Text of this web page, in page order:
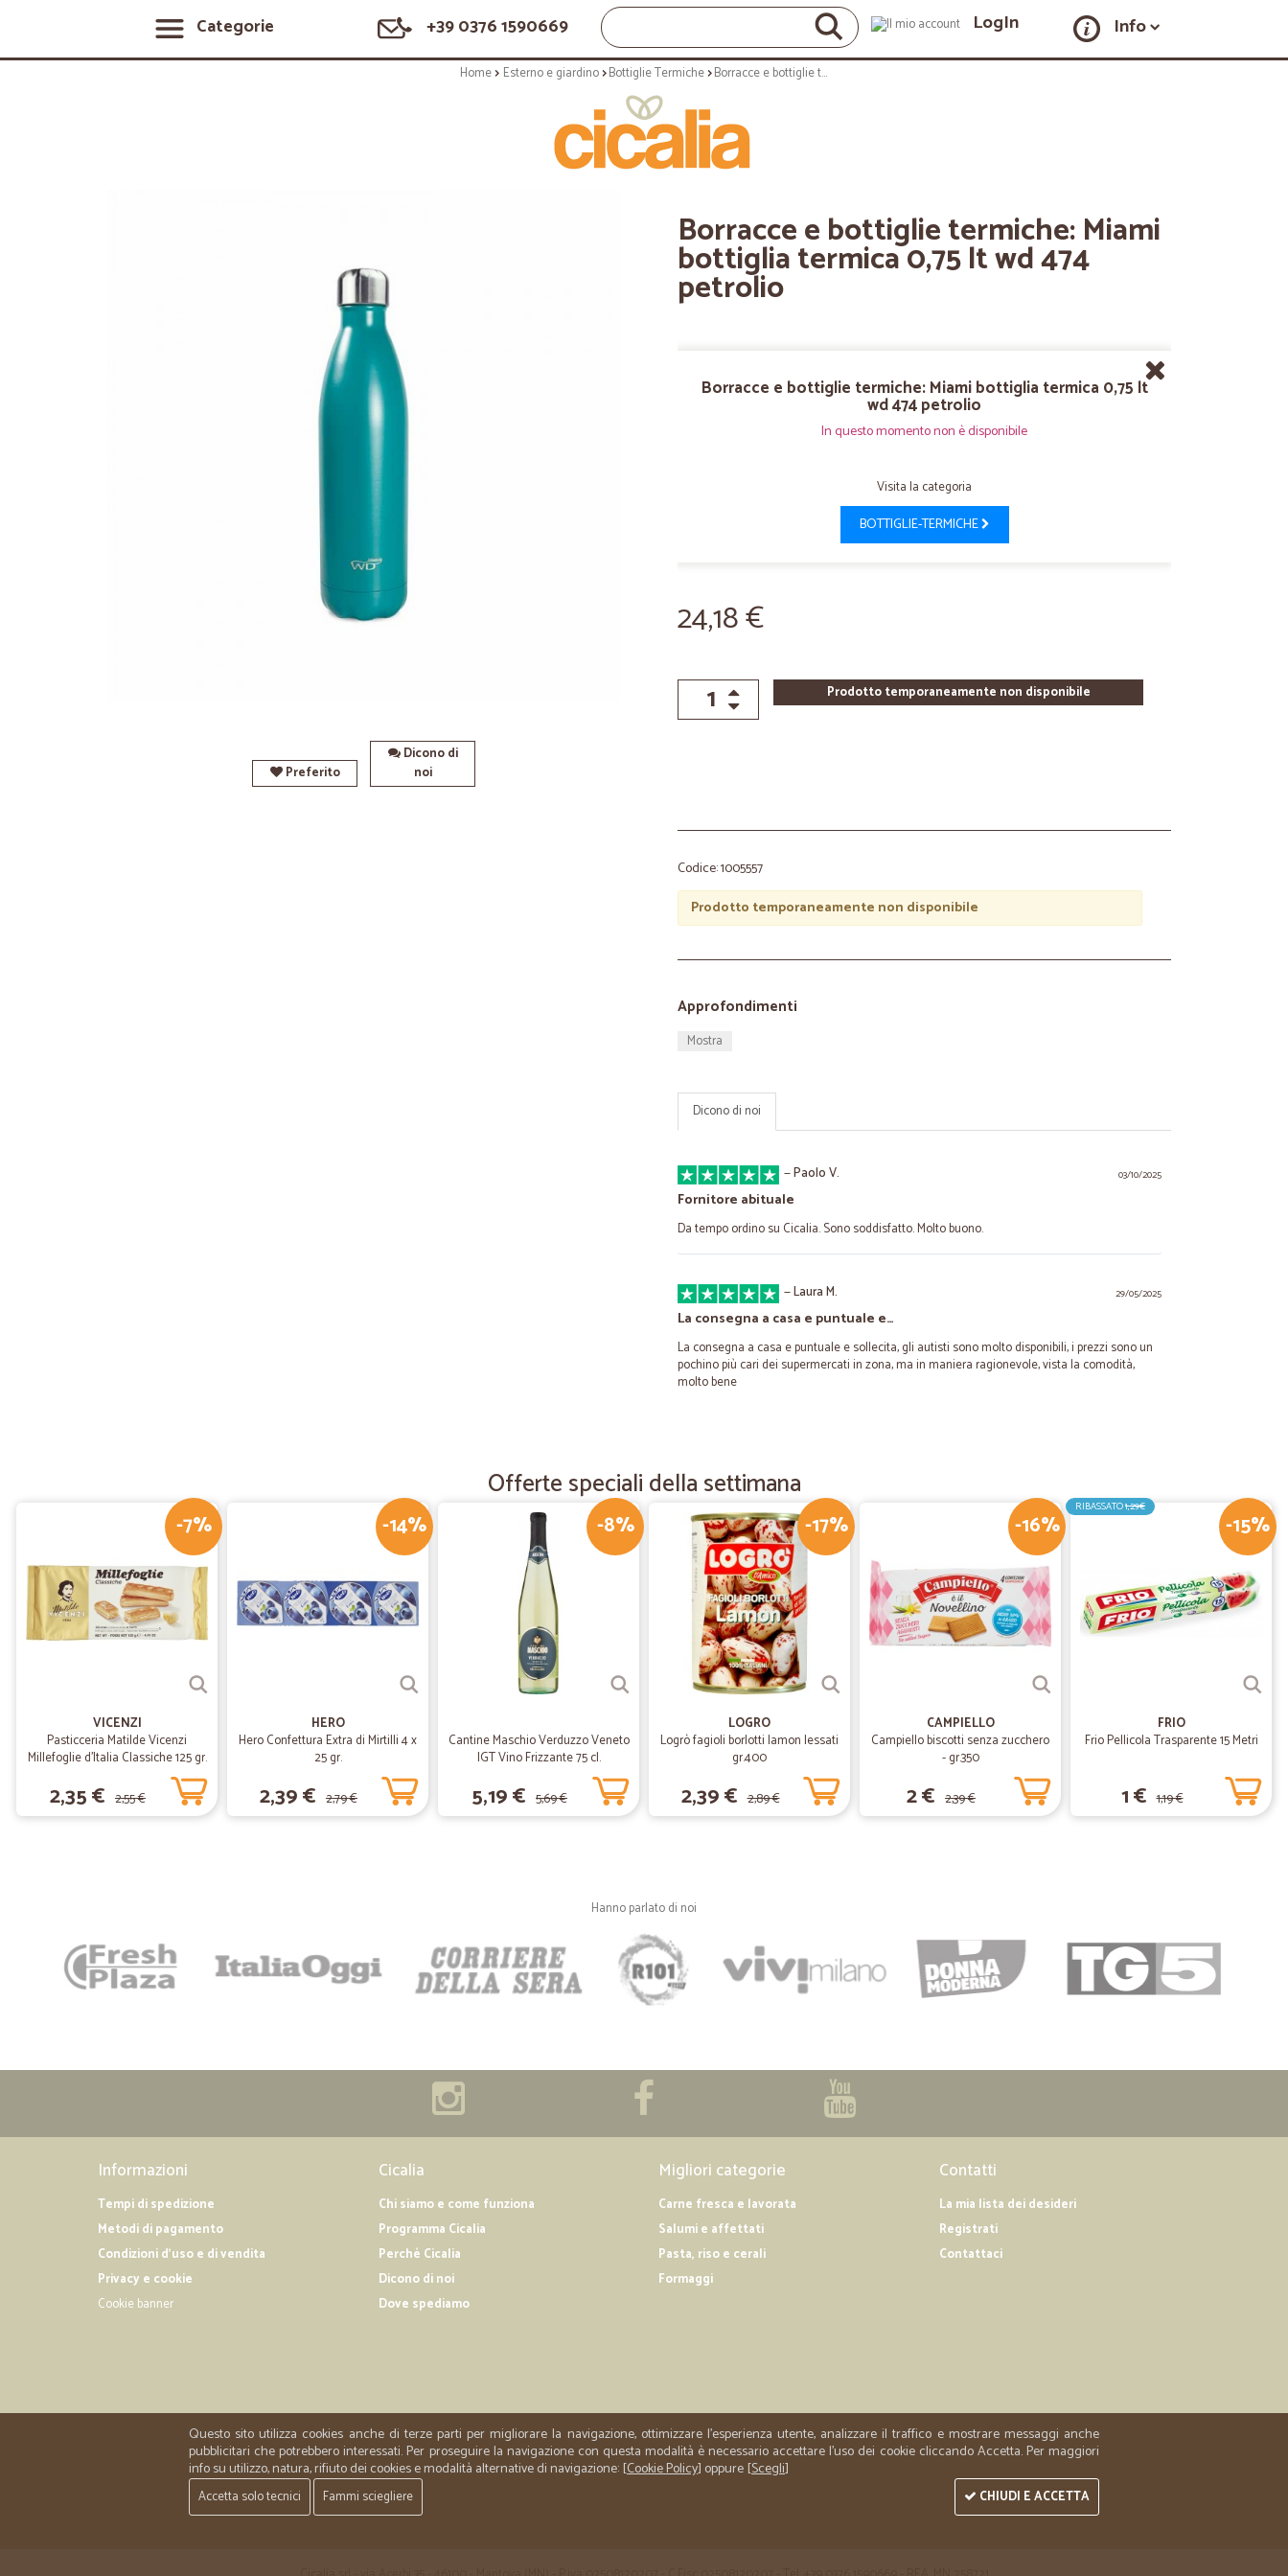
Categorie +39 0376 1590669 LogIn Info
Home Esterno e giardino Bottiglie Termiche Borracce e bottiglie termiche: Miami bottiglia termica 0,75 lt wd 474 petrolio
Preferito
Dicono di
noi
Borracce e bottiglie termiche: Miami
bottiglia termica 0,75 lt wd 474
petrolio
Borracce e bottiglie termiche: Miami bottiglia termica 0,75 lt
wd 474 petrolio
In questo momento non è disponibile
Visita la categoria
BOTTIGLIE-TERMICHE
24,18 €
Prodotto temporaneamente non disponibile
Codice: 1005557
Prodotto temporaneamente non disponibile
Approfondimenti
Mostra
Dicono di noi
03/10/2025
—Paolo V.
Fornitore abituale
Da tempo ordino su Cicalia. Sono soddisfatto. Molto buono.
29/05/2025
—Laura M.
La consegna a casa e puntuale e…
La consegna a casa e puntuale e sollecita, gli autisti sono molto disponibili, i prezzi sono un
pochino più cari dei supermercati in zona, ma in maniera ragionevole, vista la comodità,
molto bene
Tutto bene come previsto
Tutto bene come previsto
—
Puntuali nel servizio e i prodotti…supermercato online
Puntuali nel servizio e i prodotti sempre freschissimi
—Ezio P.
Ok grazie mille perfetto ok grazie
03/02/2023
Massimo C.
Puntuali e prezzi onestissimi
Puntuali e prezzi onestissimi
SIETE PRECISI E VELOCI SONO MOLTO…
SIETE PRECISI E VELOCI SONO MOLTO SODDISFATTA
Presente e puntuale!
Sono ormai anni,che mi servo da Cicalia. Nulla e nessuno l'ha mai fermata. Né lockdown né
alcun problema logistico. Sempre presente e puntuale e ogni prodotto corrispondente a
catalogo. Un catalogo chiaro da consultare.
Offerte speciali della settimana
-7%
VICENZI
Pasticceria Matilde Vicenzi
Millefoglie d'Italia Classiche 125 gr.
2,35 € 2,55 €
-14%
HERO
Hero Confettura Extra di Mirtilli 4 x
25 gr.
2,39 € 2,79 €
-8%
Cantine Maschio Verduzzo Veneto
IGT Vino Frizzante 75 cl.
5,19 € 5,69 €
-17%
LOGRO
Logrò fagioli borlotti lamon lessati
gr.400
2,39 € 2,89 €
-16%
CAMPIELLO
Campiello biscotti senza zucchero
- gr.350
2 € 2,39 €
-15%
RIBASSATO1,29€
FRIO
Frio Pellicola Trasparente 15 Metri
1 € 1,19 €
Hanno parlato di noi
Informazioni
Tempi di spedizione
Metodi di pagamento
Condizioni d'uso e di vendita
Privacy e cookie
Cookie banner
Cicalia
Chi siamo e come funziona
Programma Cicalia
Perché Cicalia
Dicono di noi
Dove spediamo
Migliori categorie
Carne fresca e lavorata
Salumi e affettati
Pasta, riso e cerali
Formaggi
Contatti
La mia lista dei desideri
Registrati
Contattaci
Questo sito utilizza cookies anche di terze parti per migliorare la navigazione, ottimizzare l'esperienza utente, analizzare il traffico e mostrare messaggi anche
pubblicitari che potrebbero interessati. Per proseguire la navigazione con questa modalità è necessario accettare l'uso dei cookie cliccando Accetta. Per maggiori
info su utilizzo, natura, rifiuto dei cookies e modalità alternative di navigazione: [Cookie Policy] oppure [Scegli]
Accetta solo tecnici Fammi sciegliere CHIUDI E ACCETTA